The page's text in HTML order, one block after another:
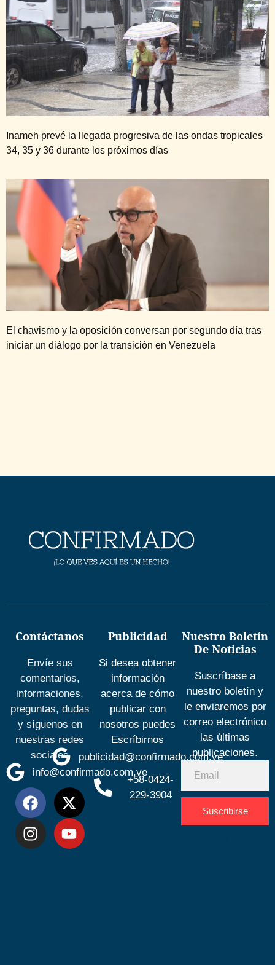
Inameh prevé la llegada progresiva de las ondas tropicales
34, 35 y 36 durante los próximos días
El chavismo y la oposición conversan por segundo día tras
iniciar un diálogo por la transición en Venezuela
Contáctanos
Envíe sus
comentarios,
informaciones,
preguntas, dudas
y síguenos en
nuestras redes
sociales
info@confirmado.com.ve
Publicidad
Si desea obtener
información
acerca de cómo
publicar con
nosotros puedes
Escríbirnos
publicidad@confirmado.com.ve
+58-0424-
229-3904
Nuestro Boletín
De Noticias
Suscríbase a
nuestro boletín y
le enviaremos por
correo electrónico
las últimas
publicaciones.
Suscribirse